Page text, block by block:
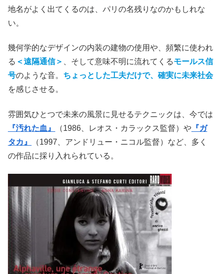
地名がよく出てくるのは、パリの名残りなのかもしれな
い。
幾何学的なデザインの内装の建物の使用や、頻繁に使われ
る ＜遠隔通信＞ 、そして意味不明に流れてくるモールス信
号のような音。 ちょっとした工夫だけで、確実に未来社会
を感じさせる。
雰囲気ひとつで未来の風景に見せるテクニックは、今では
『汚れた血』
（1986、レオス・カラックス監督）や 『ガ
タカ』
（1997、アンドリュー・ニコル監督）など、多く
の作品に採り入れられている。